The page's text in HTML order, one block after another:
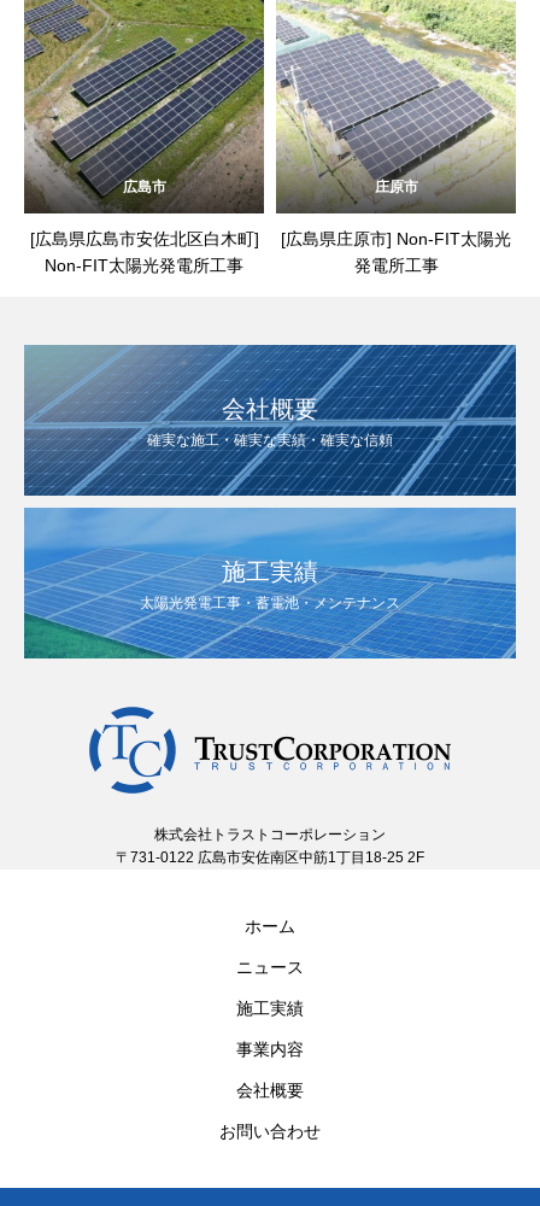
広島市
[広島県広島市安佐北区白木町]
Non-FIT太陽光発電所工事
庄原市
[広島県庄原市] Non-FIT太陽光
発電所工事
会社概要
確実な施工・確実な実績・確実な信頼
施工実績
太陽光発電工事・蓄電池・メンテナンス
株式会社トラストコーポレーション
〒731-0122 広島市安佐南区中筋1丁目18-25 2F
ホーム
ニュース
施工実績
事業内容
会社概要
お問い合わせ